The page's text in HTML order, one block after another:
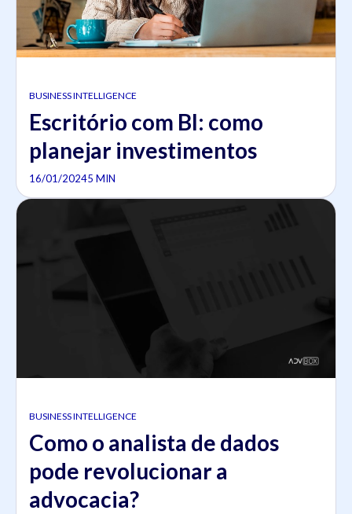
BUSINESS INTELLIGENCE
Escritório com BI: como
planejar investimentos
16/01/20245 MIN
BUSINESS INTELLIGENCE
Como o analista de dados
pode revolucionar a
advocacia?